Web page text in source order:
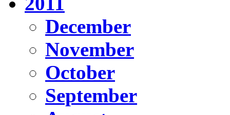
December
November
October
September